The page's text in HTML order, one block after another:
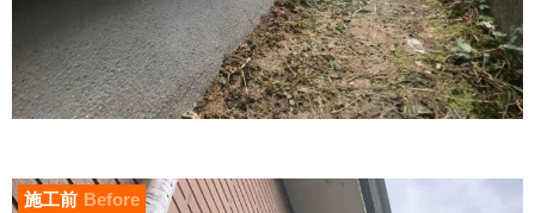
施工前 Before